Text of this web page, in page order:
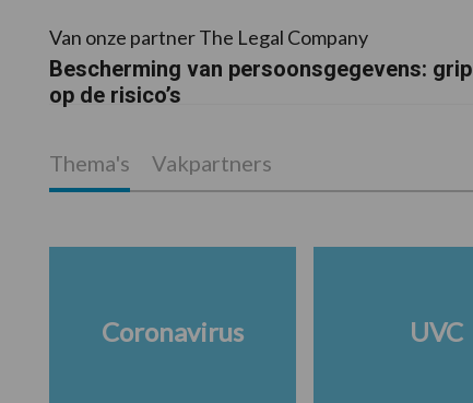
Van onze partner The Legal Company
Bescherming van persoonsgegevens: grip
op de risico’s
Thema's Vakpartners
Coronavirus UVC